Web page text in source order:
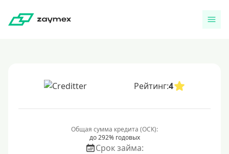
Рейтинг:4
Общая сумма кредита (ОСК):
до 292% годовых
Срок займа: